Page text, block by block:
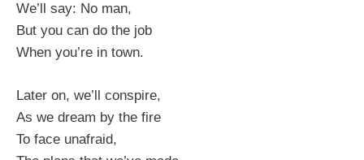
We’ll say: No man,
But you can do the job
When you’re in town.
Later on, we’ll conspire,
As we dream by the fire
To face unafraid,